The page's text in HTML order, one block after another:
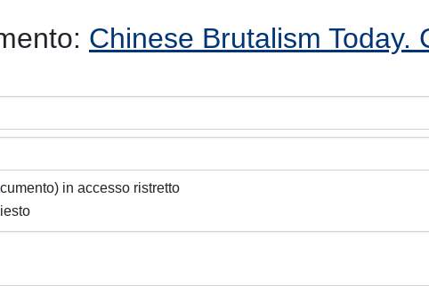
Chinese Brutalism Today.
in accesso ristretto